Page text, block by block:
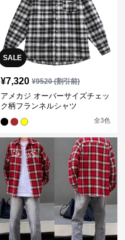
SALE
¥7,320 ¥9520(割引前)
アメカジ オーバーサイズチェッ
ク柄フランネルシャツ
全3色